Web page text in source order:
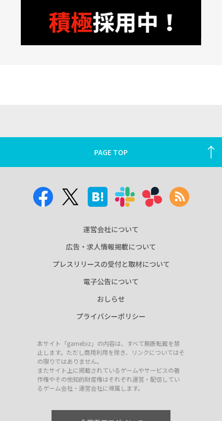
PAGE TOP
運営会社について
広告・求人情報掲載について
プレスリリースの受付と取材について
電子公告について
おしらせ
プライバシーポリシー
本サイト「gamebiz」の内容は、すべて無断転載を禁
止します。ただし商用利用を除き、リンクについてはそ
の限りではありません。
またサイト上に掲載されているゲームやサービスの著
作権やその他知的財産権はそれぞれ運営・配信してい
るゲーム会社・運営会社に帰属します。